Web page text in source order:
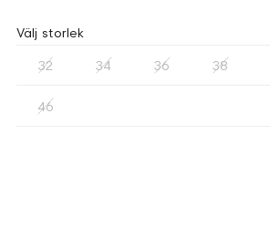
Välj storlek
32 34 36 38
46